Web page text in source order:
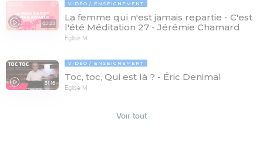
02:23
VIDÉO ENSEIGNEMENT
La femme qui n'est jamais repartie - C'est
l'été Méditation 27 - Jérémie Chamard
Eglise M
31:16
VIDÉO ENSEIGNEMENT
Toc, toc, Qui est là ? - Éric Denimal
Eglise M
Voir tout